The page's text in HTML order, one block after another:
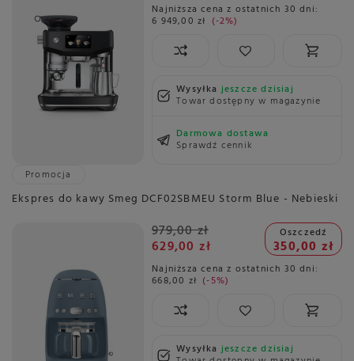
Najniższa cena z ostatnich 30 dni:
6 949,00 zł -2%
Wysyłkajeszcze dzisiaj
Towar dostępny w magazynie
Darmowa dostawa
Sprawdź cennik
Promocja
Ekspres do kawy Smeg DCF02SBMEU Storm Blue - Nebieski
979,00 zł
629,00 zł
Oszczedź
350,00 zł
Najniższa cena z ostatnich 30 dni:
668,00 zł -5%
Wysyłkajeszcze dzisiaj